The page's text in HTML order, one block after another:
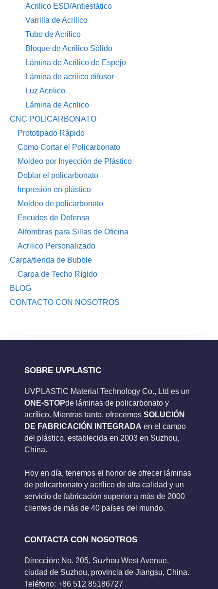
Acrilico ESD/Antiestático
Varrilla de Acrilico
Tubo de Acrilico
Bloque de Acrilico Sólido
Lámina de Acrilico de Espejo
Lámina de acrilico difusor
Luz Acrilico
Lámina de Acrilico
CNC POLICARBONATO
Prototipado Rápido
Como Cortar el Policarbonato
Moldeo por Inyección de Plástico
Doblar el policarbonato
Impresión en plástico
Moldeo de policarbonato
Escudos de Defensa
Alfombras para Sillas de Oficina
Acrilico Personalizado
Carpa/tienda de Bubble
Carpa de Techo Rígido
BLOG
CONTACTO CON NOSOTROS
SOBRE UVPLASTIC
UVPLASTIC Material Technology Co., Ltd es un
ONE-STOPde láminas de policarbonato y
acrílico. Mientras tanto, ofrecemos SOLUCIÓN
DE FABRICACIÓN INTEGRADA en el campo
del plástico, establecida en 2003 en Suzhou,
China.
Hoy en día, tenemos el honor de ofrecer láminas
de policarbonato y acrílico de alta calidad y un
servicio de fabricación superior a más de 2000
clientes de más de 40 países del mundo.
CONTACTA CON NOSOTROS
Dirección: No. 205, Suzhou West Avenue,
ciudad de Suzhou, provincia de Jiangsu, China.
Teléfono: +86 512 85186727